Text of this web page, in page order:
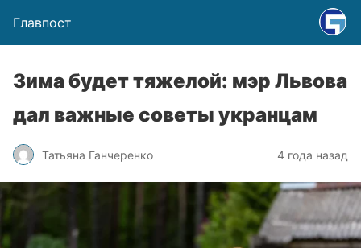
Главпост
Зима будет тяжелой: мэр Львова
дал важные советы укранцам
Татьяна Ганчеренко 4 года назад